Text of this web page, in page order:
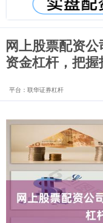
网上股票配资
资金杠杆，把
平台：联华证券杠杆